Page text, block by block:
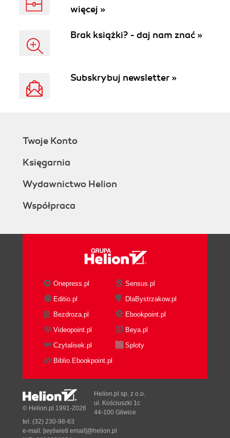
więcej »
Brak książki? - daj nam znać »
Subskrybuj newsletter »
Twoje Konto
Księgarnia
Wydawnictwo Helion
Współpraca
Onepress.pl
Sensus.pl
Editio.pl
DlaBystrzakow.pl
Bezdroza.pl
Ebookpoint.pl
Videopoint.pl
Beya.pl
Czytalisek.pl
Sploty
Biblio.Ebookpoint.pl
© Helion.pl 1991-2026
Helion.pl sp. z o.o.
ul. Kościuszki 1c
44-100 Gliwice
tel. (32) 230-98-63
e-mail: [wyświetl email]@helion.pl